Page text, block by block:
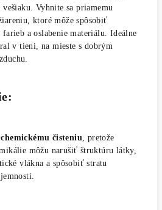
vešiaku. Vyhnite sa priamemu
ktoré môže spôsobiť
a oslabenie materiálu. Ideálne
v tieni, na mieste s dobrým
čisteniu , pretože
môžu narušiť štruktúru látky,
vlákna a spôsobiť stratu